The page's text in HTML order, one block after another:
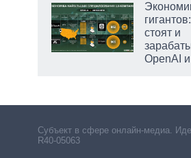
стоят и
OpenAI
Субъект в сфере онлайн-медиа.
R40-05063